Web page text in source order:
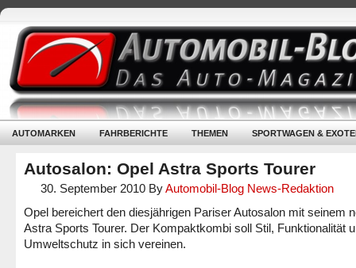
AUTOMARKEN FAHRBERICHTE THEMEN SPORTWAGEN &
Autosalon: Opel Astra Sports Tourer
30. September 2010 ByAutomobil-Blog News-Redaktion
Opel bereichert den diesjährigen Pariser Autosalon mit seinem
Astra Sports Tourer. Der Kompaktkombi soll Stil, Funktionalität
Umweltschutz in sich vereinen.